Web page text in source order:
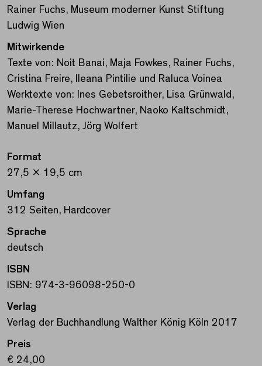
Rainer Fuchs, Museum moderner Kunst Stiftung
Ludwig Wien
Mitwirkende
Texte von: Noit Banai, Maja Fowkes, Rainer Fuchs,
Cristina Freire, Ileana Pintilie und Raluca Voinea
Werktexte von: Ines Gebetsroither, Lisa Grünwald,
Marie-Therese Hochwartner, Naoko Kaltschmidt,
Manuel Millautz, Jörg Wolfert
Format
27,5 x 19,5 cm
Umfang
312 Seiten, Hardcover
Sprache
deutsch
ISBN
ISBN: 974-3-96098-250-0
Verlag
Verlag der Buchhandlung Walther König Köln 2017
Preis
€ 24,00